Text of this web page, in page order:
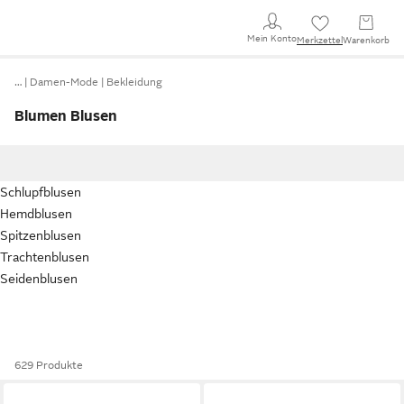
Mein KontoMerkzettel Warenkorb
… Damen-Mode Bekleidung
Blumen Blusen
Schlupfblusen
Hemdblusen
Spitzenblusen
Trachtenblusen
Seidenblusen
629 Produkte